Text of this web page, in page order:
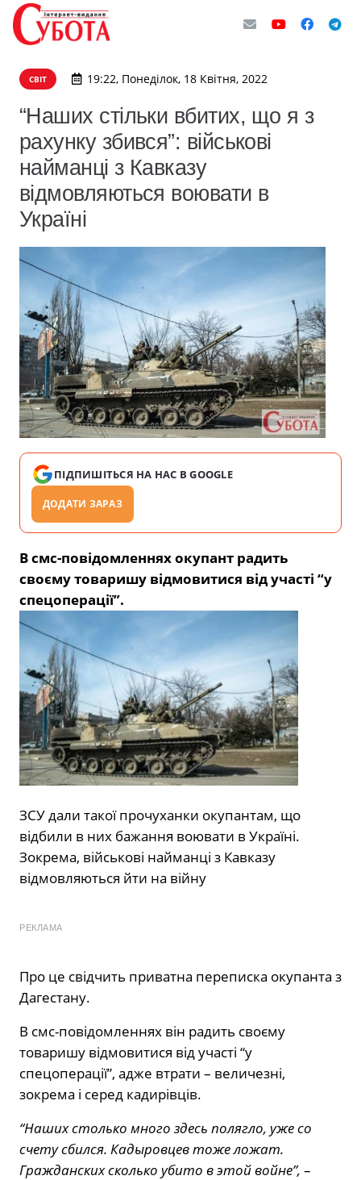
СВІТ 19:22, Понеділок, 18 Квітня, 2022
“Наших стільки вбитих, що я з
рахунку збився”: військові
найманці з Кавказу
відмовляються воювати в
Україні
ПІДПИШІТЬСЯ НА НАС В GOOGLE
ДОДАТИ ЗАРАЗ
В смс-повідомленнях окупант радить
своєму товаришу відмовитися від участі “у
спецоперації”.
ЗСУ дали такої прочуханки окупантам, що
відбили в них бажання воювати в Україні.
Зокрема, військові найманці з Кавказу
відмовляються йти на війну
РЕКЛАМА
Про це свідчить приватна переписка окупанта з
Дагестану.
В смс-повідомленнях він радить своєму
товаришу відмовитися від участі “у
спецоперації”, адже втрати – величезні,
зокрема і серед кадирівців.
“Наших столько много здесь полягло, уже со
счету сбился. Кадыровцев тоже ложат.
Гражданских сколько убито в этой войне”, –